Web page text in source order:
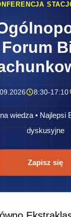
Forum
8:30-17:10
wiedza • Najlepsi
dyskusyjne
Zapisz się